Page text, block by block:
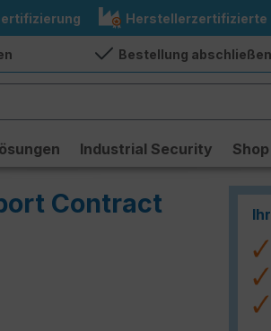
Herstellerzertifizierte
Bestellung abschließen
Industrial Security Shop
Contract